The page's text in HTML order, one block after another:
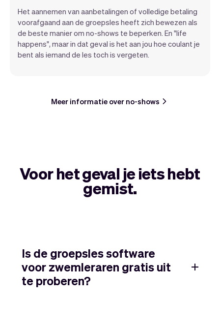
Het aannemen van aanbetalingen of volledige betaling
voorafgaand aan de groepsles heeft zich bewezen als
de beste manier om no-shows te beperken. En "life
happens", maar in dat geval is het aan jou hoe coulant je
bent als iemand de les toch is vergeten.
Meer informatie over no-shows
Voor het geval je iets hebt
gemist.
Is de groepsles software
voor zwemleraren gratis uit
te proberen?